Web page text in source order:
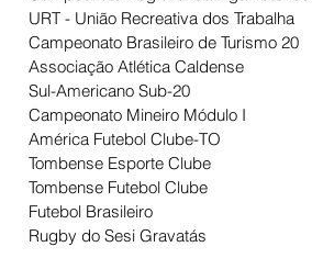
URT - União Recreativa dos Trabalha
Campeonato Brasileiro de Turismo 20
Associação Atlética Caldense
Sul-Americano Sub-20
Campeonato Mineiro Módulo I
América Futebol Clube-TO
Tombense Esporte Clube
Tombense Futebol Clube
Futebol Brasileiro
Rugby do Sesi Gravatás